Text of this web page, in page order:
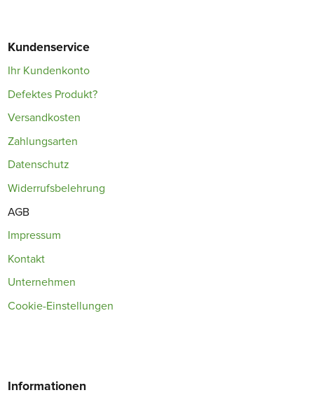
Kundenservice
Ihr Kundenkonto
Defektes Produkt?
Versandkosten
Zahlungsarten
Datenschutz
Widerrufsbelehrung
AGB
Impressum
Kontakt
Unternehmen
Cookie-Einstellungen
Informationen